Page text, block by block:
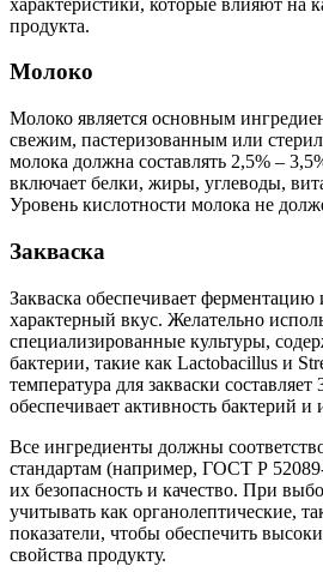
продукта.
Молоко
Молоко является основным
свежим, пастеризованным или
молока должна составлять 2,5% –
включает белки, жиры, углеводы,
Уровень кислотности молока не
Закваска
Закваска обеспечивает
характерный вкус. Желательно
специализированные культуры,
бактерии, такие как Lactobacillus и
температура для закваски
обеспечивает активность бактерий и
Все ингредиенты должны
стандартам (например, ГОСТ Р
их безопасность и качество. При
учитывать как органолептические,
показатели, чтобы обеспечить
свойства продукту.